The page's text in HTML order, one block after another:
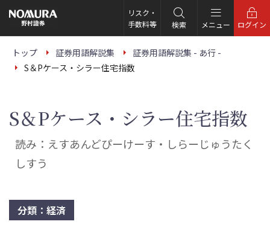
の
ー
リスク・
手数料等
検索 メニュー ログイン
トップ 証券用語解説集
証券用語解説集 - あ行 -
S＆Pケース・シラー住宅指数
S＆Pケース・シラー住宅指数
読み：えすあんどぴーけーす・しらーじゅうたく
しすう
分類：経済